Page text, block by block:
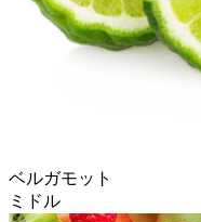
ベルガモット
ミドル